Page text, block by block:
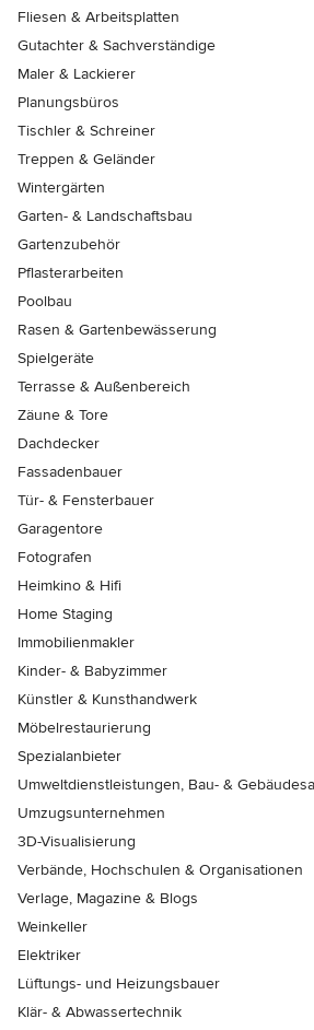
Fliesen & Arbeitsplatten
Gutachter & Sachverständige
Maler & Lackierer
Planungsbüros
Tischler & Schreiner
Treppen & Geländer
Wintergärten
Garten- & Landschaftsbau
Gartenzubehör
Pflasterarbeiten
Poolbau
Rasen & Gartenbewässerung
Spielgeräte
Terrasse & Außenbereich
Zäune & Tore
Dachdecker
Fassadenbauer
Tür- & Fensterbauer
Garagentore
Fotografen
Heimkino & Hifi
Home Staging
Immobilienmakler
Kinder- & Babyzimmer
Künstler & Kunsthandwerk
Möbelrestaurierung
Spezialanbieter
Umweltdienstleistungen, Bau- &
Umzugsunternehmen
3D-Visualisierung
Verbände, Hochschulen & Organisationen
Verlage, Magazine & Blogs
Weinkeller
Elektriker
Lüftungs- und Heizungsbauer
Klär- & Abwassertechnik